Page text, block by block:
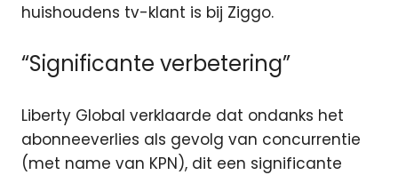
huishoudens tv-klant is bij Ziggo.
“Significante verbetering”
Liberty Global verklaarde dat ondanks het
abonneeverlies als gevolg van concurrentie
(met name van KPN), dit een significante